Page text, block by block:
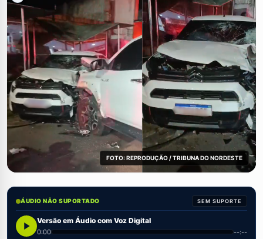
FOTO: REPRODUÇÃO / TRIBUNA DO NORDESTE
ÁUDIO NÃO SUPORTADO SEM SUPORTE
Versão em Áudio com Voz Digital
0:00 --:--